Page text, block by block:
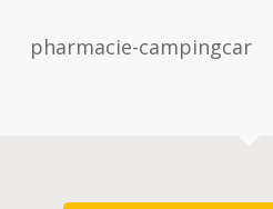
pharmacie-campingcar